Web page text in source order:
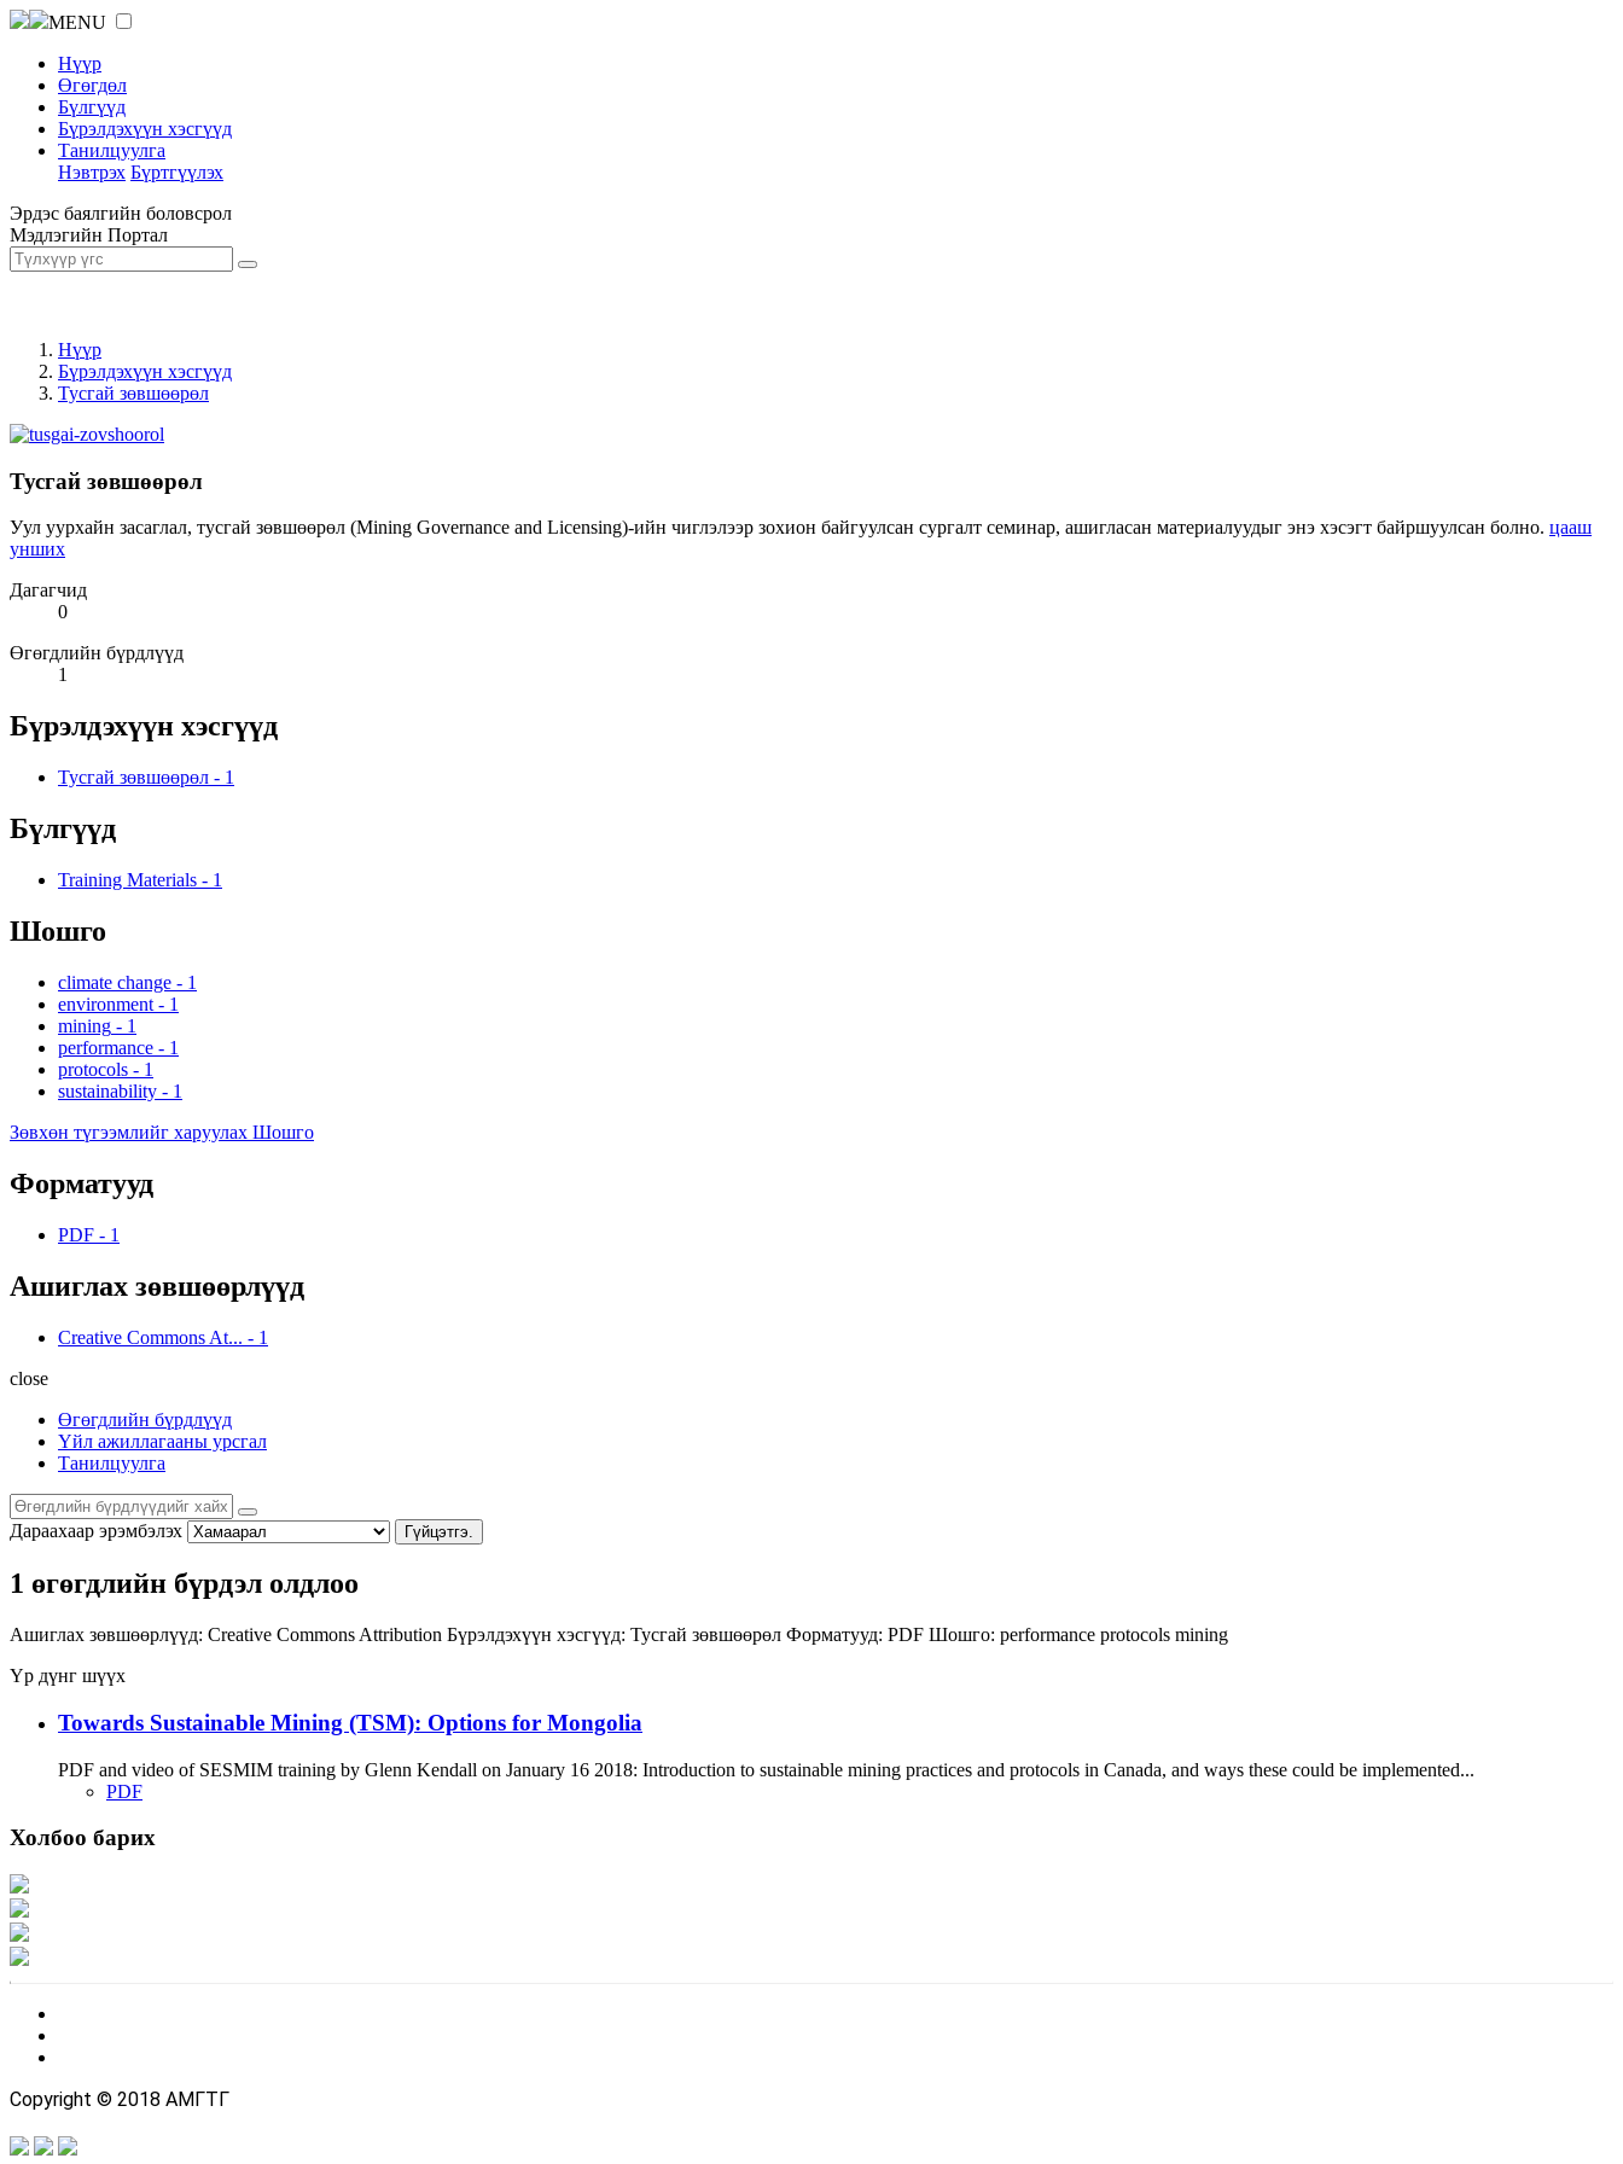
MENU
Нүүр
Өгөгдөл
Бүлгүүд
Бүрэлдэхүүн хэсгүүд
Танилцуулга
Нэвтрэх Бүртгүүлэх
Эрдэс баялгийн боловсрол
Мэдлэгийн Портал
Нүүр
Бүрэлдэхүүн хэсгүүд
Тусгай зөвшөөрөл
Тусгай зөвшөөрөл
Уул уурхайн засаглал, тусгай зөвшөөрөл (Mining Governance and Licensing)-ийн чиглэлээр зохион байгуулсан сургалт семинар, ашигласан материалуудыг энэ хэсэгт байршуулсан болно. цааш
унших
Дагагчид
0
Өгөгдлийн бүрдлүүд
1
Бүрэлдэхүүн хэсгүүд
Тусгай зөвшөөрөл - 1
Бүлгүүд
Training Materials - 1
Шошго
climate change - 1
environment - 1
mining - 1
performance - 1
protocols - 1
sustainability - 1
Зөвхөн түгээмлийг харуулах Шошго
Форматууд
PDF - 1
Ашиглах зөвшөөрлүүд
Creative Commons At... - 1
close
Өгөгдлийн бүрдлүүд
Үйл ажиллагааны урсгал
Танилцуулга
Дараахаар эрэмбэлэх Гүйцэтгэ.
1 өгөгдлийн бүрдэл олдлоо
Ашиглах зөвшөөрлүүд: Creative Commons Attribution Бүрэлдэхүүн хэсгүүд: Тусгай зөвшөөрөл Форматууд: PDF Шошго: performance protocols mining
Үр дүнг шүүх
Towards Sustainable Mining (TSM): Options for Mongolia
PDF and video of SESMIM training by Glenn Kendall on January 16 2018: Introduction to sustainable mining practices and protocols in Canada, and ways these could be implemented...
PDF
Холбоо барих
Copyright © 2018 АМГТГ